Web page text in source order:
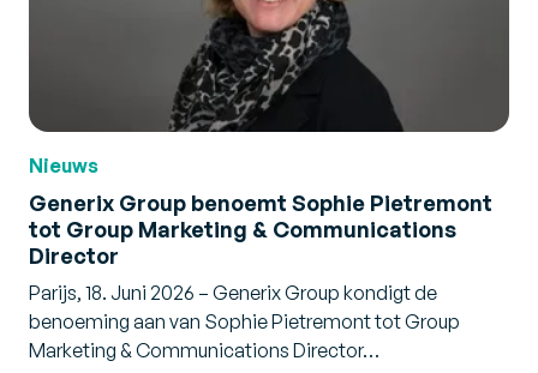
Nieuws
Generix Group benoemt Sophie Pietremont
tot Group Marketing & Communications
Director
Parijs, 18. Juni 2026 – Generix Group kondigt de
benoeming aan van Sophie Pietremont tot Group
Marketing & Communications Director…